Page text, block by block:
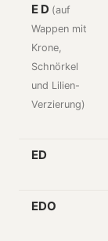
E D (auf
Wappen mit
Krone,
Schnörkel
und Lilien-
Verzierung)
ED
EDO